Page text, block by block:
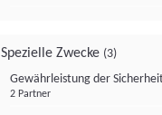
Spezielle Zwecke (3)
Gewährleistung der
2 Partner